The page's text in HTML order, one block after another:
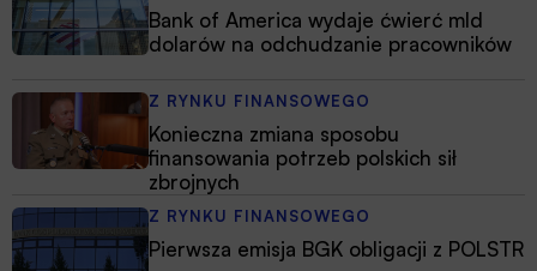
Bank of America wydaje ćwierć mld
dolarów na odchudzanie pracowników
Z RYNKU FINANSOWEGO
Konieczna zmiana sposobu
finansowania potrzeb polskich sił
zbrojnych
Z RYNKU FINANSOWEGO
Pierwsza emisja BGK obligacji z POLSTR